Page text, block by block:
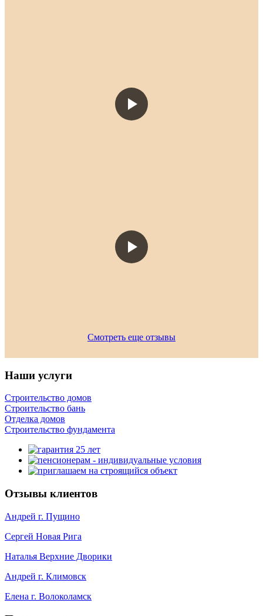
Смотреть еще отзывы
Наши услуги
Строительство домов
Строительство бань
Отделка домов
Строительство фундамента
Отзывы клиентов
Андрей г. Пущино
Сергей Новая Рига
Наталья Верхние Дворики
Андрей г. Климовск
Елена г. Волоколамск